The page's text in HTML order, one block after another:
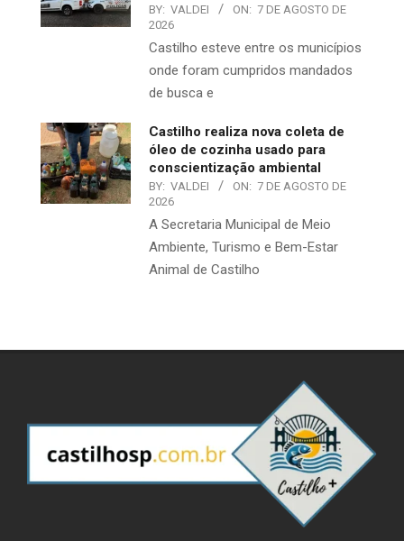
BY: VALDEI ON: 7 DE AGOSTO DE
2026
Castilho esteve entre os municípios
onde foram cumpridos mandados
de busca e
Castilho realiza nova coleta de
óleo de cozinha usado para
conscientização ambiental
BY: VALDEI ON: 7 DE AGOSTO DE
2026
A Secretaria Municipal de Meio
Ambiente, Turismo e Bem-Estar
Animal de Castilho